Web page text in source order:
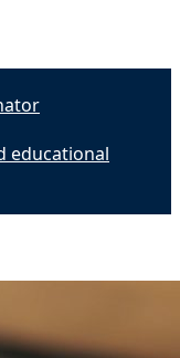
educational